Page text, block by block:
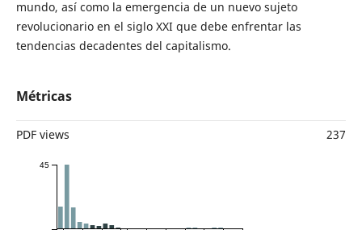
mundo, así como la emergencia de un nuevo sujeto
revolucionario en el siglo XXI que debe enfrentar las
tendencias decadentes del capitalismo.
Métricas
PDF views 237
45